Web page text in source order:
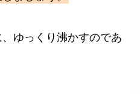
ゆっくり沸かすのであ